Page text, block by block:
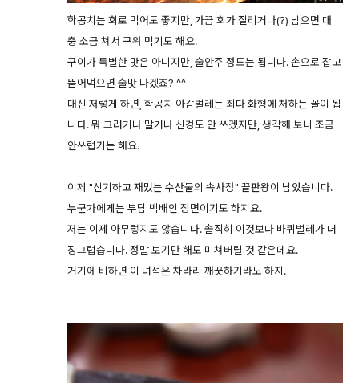
학공치는 회로 먹어도 좋지만, 가끔 회가 질리거나(?) 남으면 대
충 소금 쳐서 구워 먹기도 해요.
구이가 특별한 맛은 아니지만, 술안주 정도는 됩니다. 손으로 잡고
뜯어먹으면 술맛 나겠죠? ^^
대신 저렇게 하면, 학공치 아감벌레는 죄다 화형에 처하는 꼴이 됩
니다. 뭐 그러거나 말거나 신경도 안 쓰겠지만, 생각해 보니 조금
안쓰럽기는 해요.
이제 "신기하고 재밌는 수산물의 속사정" 끝판왕이 남았습니다.
누군가에게는 부담 백배인 장면이기도 하지요.
저는 이제 아무렇지도 않습니다. 솔직히 이것보다 바퀴벌레가 더
징그럽습니다. 정말 보기만 해도 미쳐버릴 것 같은데요.
거기에 비하면 이 녀석은 차라리 깨끗하기라도 하지.